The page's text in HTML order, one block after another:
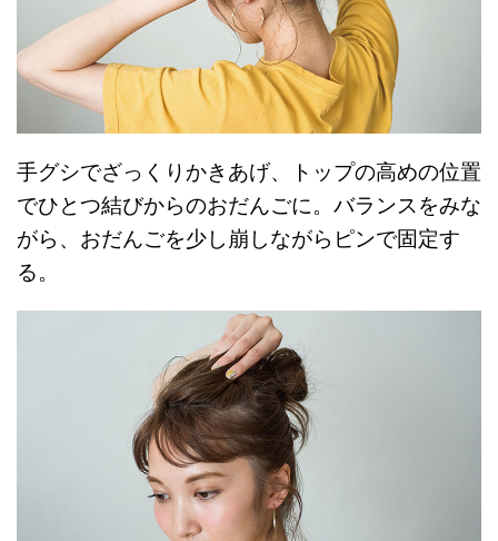
手グシでざっくりかきあげ、トップの高めの位置
でひとつ結びからのおだんごに。バランスをみな
がら、おだんごを少し崩しながらピンで固定す
る。